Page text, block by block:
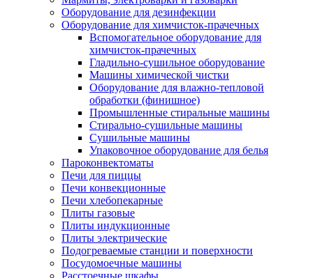
Оборудование для дезинфекции
Оборудование для химчисток-прачечных
Вспомогательное оборудование для
химчисток-прачечных
Гладильно-сушильное оборудование
Машины химической чистки
Оборудование для влажно-тепловой
обработки (финишное)
Промышленные стиральные машины
Стирально-сушильные машины
Сушильные машины
Упаковочное оборудование для белья
Пароконвектоматы
Печи для пиццы
Печи конвекционные
Печи хлебопекарные
Плиты газовые
Плиты индукционные
Плиты электрические
Подогреваемые станции и поверхности
Посудомоечные машины
Расстоечные шкафы